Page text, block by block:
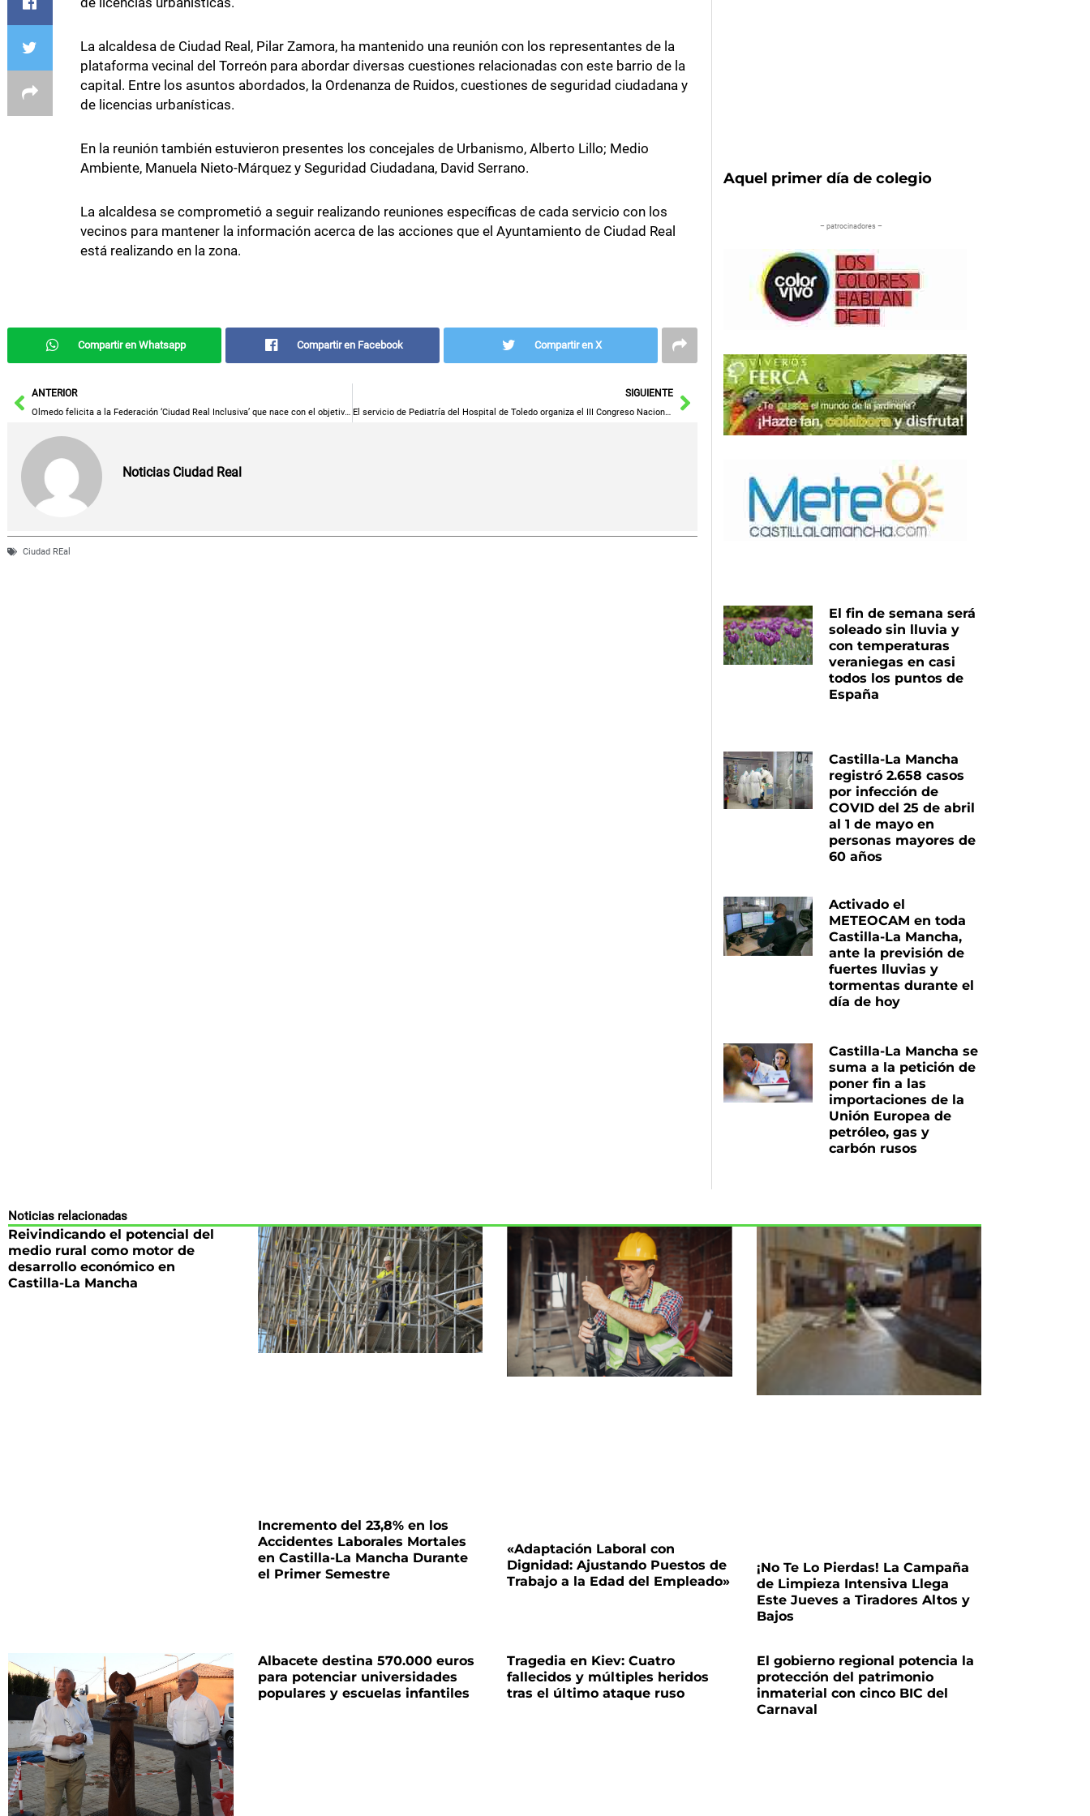
La alcaldesa de Ciudad Real, Pilar Zamora, ha mantenido una reunión con los representantes de la
plataforma vecinal del Torreón para abordar diversas cuestiones relacionadas con este barrio de la
capital. Entre los asuntos abordados, la Ordenanza de Ruidos, cuestiones de seguridad ciudadana y
de licencias urbanísticas.
En la reunión también estuvieron presentes los concejales de Urbanismo, Alberto Lillo; Medio
Ambiente, Manuela Nieto-Márquez y Seguridad Ciudadana, David Serrano.
La alcaldesa se comprometió a seguir realizando reuniones específicas de cada servicio con los
vecinos para mantener la información acerca de las acciones que el Ayuntamiento de Ciudad Real
está realizando en la zona.
Compartir en Whatsapp Compartir en Facebook Compartir en X
AntANTERIOR
Olmedo felicita a la Federación ‘Ciudad Real Inclusiva’ que nace con el objetivo de “hacer visible a este importante colectivo social”
SIGUIENTE
El servicio de Pediatría del Hospital de Toledo organiza el III Congreso Nacional de Cuidados Paliativos Pediátricos
Siguiente
Noticias Ciudad Real
Ciudad REal
Aquel primer día de colegio
– patrocinadores –
El fin de semana será
soleado sin lluvia y
con temperaturas
veraniegas en casi
todos los puntos de
España
Castilla-La Mancha
registró 2.658 casos
por infección de
COVID del 25 de abril
al 1 de mayo en
personas mayores de
60 años
Activado el
METEOCAM en toda
Castilla-La Mancha,
ante la previsión de
fuertes lluvias y
tormentas durante el
día de hoy
Castilla-La Mancha se
suma a la petición de
poner fin a las
importaciones de la
Unión Europea de
petróleo, gas y
carbón rusos
Noticias relacionadas
Reivindicando el potencial del
medio rural como motor de
desarrollo económico en
Castilla-La Mancha
Incremento del 23,8% en los
Accidentes Laborales Mortales
en Castilla-La Mancha Durante
el Primer Semestre
«Adaptación Laboral con
Dignidad: Ajustando Puestos de
Trabajo a la Edad del Empleado»
¡No Te Lo Pierdas! La Campaña
de Limpieza Intensiva Llega
Este Jueves a Tiradores Altos y
Bajos
Albacete destina 570.000 euros
para potenciar universidades
populares y escuelas infantiles
Tragedia en Kiev: Cuatro
fallecidos y múltiples heridos
tras el último ataque ruso
El gobierno regional potencia la
protección del patrimonio
inmaterial con cinco BIC del
Carnaval